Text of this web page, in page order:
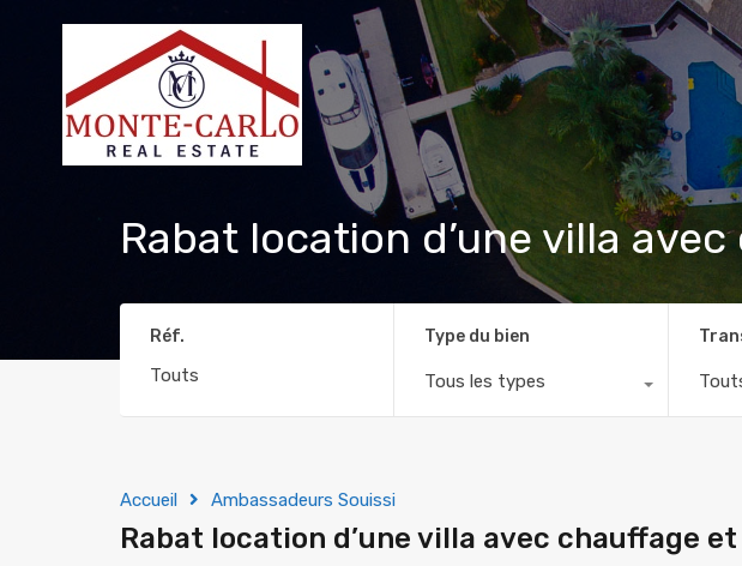
Rabat location d’une villa
Réf. Type du bien
Tous les types
Accueil Ambassadeurs Souissi
Rabat location d’une villa avec chauffage